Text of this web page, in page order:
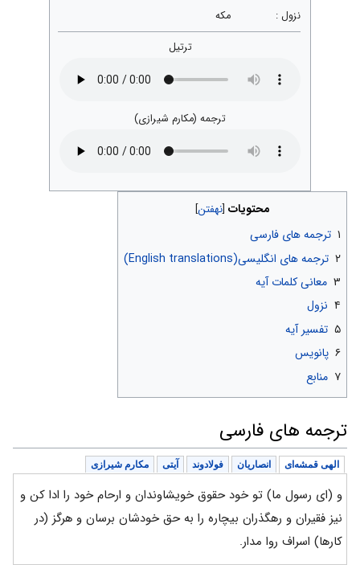
نزول :
مکه
ترتیل
ترجمه (مکارم شیرازی)
محتویات
۱ ترجمه های فارسی
۲ ترجمه های انگلیسی(English translations)
۳ معانی کلمات آیه
۴ نزول
۵ تفسیر آیه
۶ پانویس
۷ منابع
ترجمه های فارسی
الهی قمشه‌ای انصاریان فولادوند آیتی مکارم شیرازی
و (ای رسول ما) تو خود حقوق خویشاوندان و ارحام خود را ادا کن و
نیز فقیران و رهگذران بیچاره را به حق خودشان برسان و هرگز (در
کارها) اسراف روا مدار.